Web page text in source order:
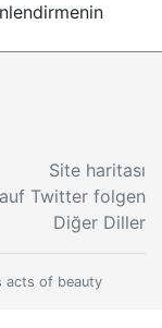
Site haritası
Twitter folgen
Diğer Diller
acts of beauty